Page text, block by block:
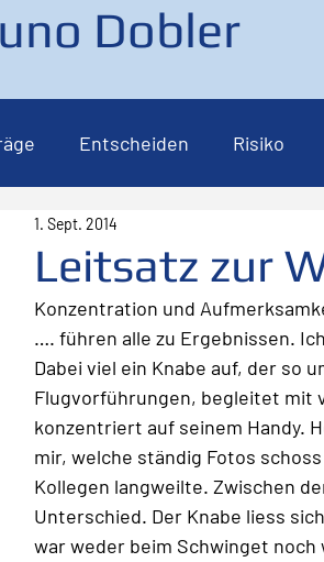
Dobler
Entscheiden Risiko
Lebenspilot
Inspiration
Wirkung Keynote Risiko
Leitsatz zur
1. Sept. 2014
Konzentration und
…. führen alle zu Ergebnissen.
Dabei viel ein Knabe auf, der so
Flugvorführungen, begleitet mit
konzentriert auf seinem Handy.
mir, welche ständig Fotos
Kollegen langweilte. Zwischen
Unterschied. Der Knabe liess
war weder beim Schwinget